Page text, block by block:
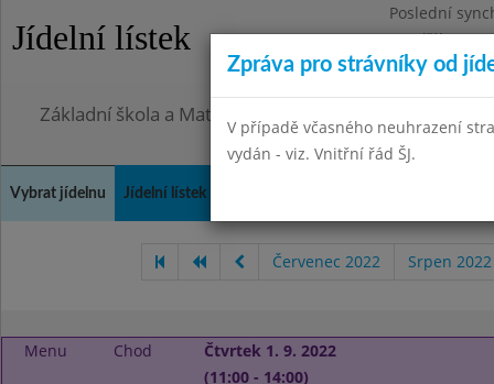
Jídelní lístek
Poslední
Pondělí
Omezení
Základní škola a Mateřská škola, Praha 4, Ohradní 49
Vybrat jídelnu Jídelní lístek
Červenec 2022 Srpen 2022
Menu Chod
Čtvrtek 1. 9. 2022
(11:00 - 14:00)
Zpráva pro strávníky od
V případě včasného neuhrazení
vydán - viz. Vnitřní řád ŠJ.